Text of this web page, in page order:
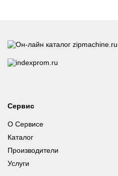
Сервис
О Сервисе
Каталог
Производители
Услуги